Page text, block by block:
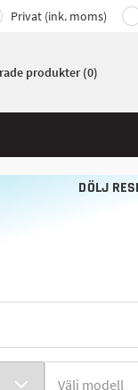
Privat (ink. moms)
produkter (0)
DÖLJ